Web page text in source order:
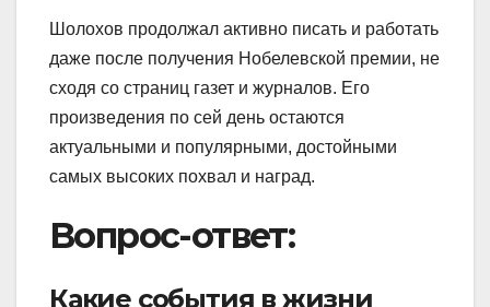
Шолохов продолжал активно писать и работать
даже после получения Нобелевской премии, не
сходя со страниц газет и журналов. Его
произведения по сей день остаются
актуальными и популярными, достойными
самых высоких похвал и наград.
Вопрос-ответ:
Какие события в жизни